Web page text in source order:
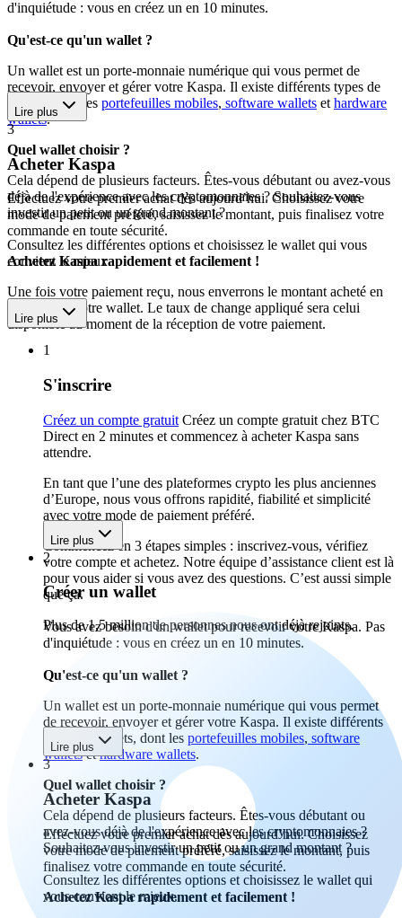
d'inquiétude : vous en créez un en 10 minutes.
Qu'est-ce qu'un wallet ?
Un wallet est un porte-monnaie numérique qui vous permet de
recevoir, envoyer et gérer votre Kaspa. Il existe différents types de
wallets, dont les portefeuilles mobiles, software wallets et hardware
wallets.
Quel wallet choisir ?
Cela dépend de plusieurs facteurs. Êtes-vous débutant ou avez-vous
déjà de l'expérience avec les cryptomonnaies ? Souhaitez-vous
investir un petit ou un grand montant ?
Consultez les différentes options et choisissez le wallet qui vous
convient le mieux.
Lire plus
3
Acheter Kaspa
Effectuez votre premier achat dès aujourd’hui. Choisissez votre
mode de paiement préféré, saisissez le montant, puis finalisez votre
commande en toute sécurité.
Achetez Kaspa rapidement et facilement !
Une fois votre paiement reçu, nous enverrons le montant acheté en
Kaspa vers votre wallet. Le taux de change appliqué sera celui
disponible au moment de la réception de votre paiement.
Lire plus
1
S'inscrire
Créez un compte gratuit Créez un compte gratuit chez BTC
Direct en 2 minutes et commencez à acheter Kaspa sans
attendre.
En tant que l’une des plateformes crypto les plus anciennes
d’Europe, nous vous offrons rapidité, fiabilité et simplicité
avec votre mode de paiement préféré.
Commencez en 3 étapes simples : inscrivez-vous, vérifiez
votre compte et achetez. Notre équipe d’assistance client est là
pour vous aider si vous avez des questions. C’est aussi simple
que ça.
Plus de 1,5 million de personnes nous ont déjà rejoints.
Lire plus
2
Créer un wallet
Vous avez besoin d'un wallet pour recevoir votre Kaspa. Pas
d'inquiétude : vous en créez un en 10 minutes.
Qu'est-ce qu'un wallet ?
Un wallet est un porte-monnaie numérique qui vous permet
de recevoir, envoyer et gérer votre Kaspa. Il existe différents
types de wallets, dont les portefeuilles mobiles, software
walletsethardware wallets.
Quel wallet choisir ?
Cela dépend de plusieurs facteurs. Êtes-vous débutant ou
avez-vous déjà de l'expérience avec les cryptomonnaies ?
Souhaitez-vous investir un petit ou un grand montant ?
Consultez les différentes options et choisissez le wallet qui
vous convient le mieux.
Lire plus
3
Acheter Kaspa
Effectuez votre premier achat dès aujourd’hui. Choisissez
votre mode de paiement préféré, saisissez le montant, puis
finalisez votre commande en toute sécurité.
Achetez Kaspa rapidement et facilement !